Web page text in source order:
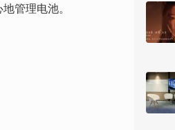
管理电池。